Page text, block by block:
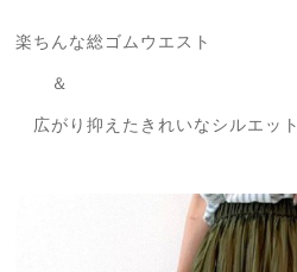
楽ちんな総ゴムウエスト
＆
広がり抑えたきれいなシルエット